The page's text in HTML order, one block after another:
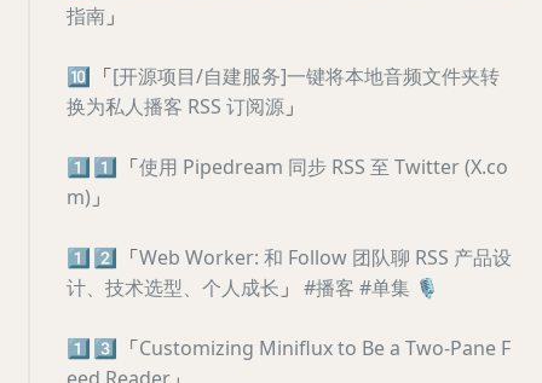
指南 」
🔟 「[开源项目/自建服务]一键将本地音频文件夹转
换为私人播客 RSS 订阅源 」
1️⃣1️⃣ 「使用 Pipedream 同步 RSS 至 Twitter (X.co
m) 」
1️⃣2️⃣ 「Web Worker: 和 Follow 团队聊 RSS 产品设
计、技术选型、个人成长 」 #播客 #单集 🎙
1️⃣3️⃣ 「Customizing Miniflux to Be a Two-Pane F